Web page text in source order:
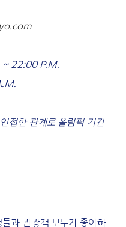
~ 22:00 P.M.
접한 관계로 올림픽 기간
과 관광객 모두가 좋아하